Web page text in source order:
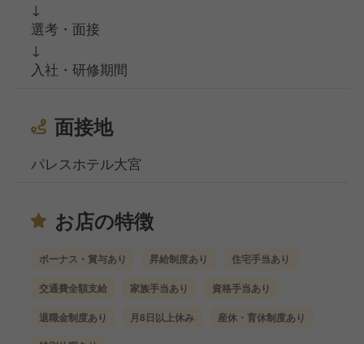
↓
選考・面接
↓
入社・研修期間
面接地
パレスホテル大宮
お店の特徴
ボーナス・賞与あり 昇給制度あり 住宅手当あり
交通費全額支給 家族手当あり 資格手当あり
退職金制度あり 月8日以上休み 産休・育休制度あり